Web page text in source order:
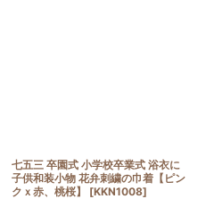
七五三 卒園式 小学校卒業式 浴衣に
子供和装小物 花弁刺繍の巾着【ピン
クｘ赤、桃桜】
[KKN1008]